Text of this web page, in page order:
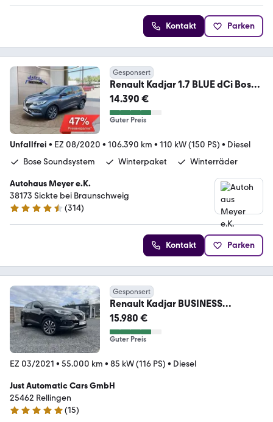
Kontakt Parken
Gesponsert
Renault Kadjar 1.7 BLUE dCi Bose
14.390 €
Guter Preis
Unfallfrei • EZ 08/2020 • 106.390 km • 110 kW (150 PS) • Diesel
Bose Soundsystem
Winterpaket Winterräder
Autohaus Meyer e.K.
38173 Sickte bei Braunschweig
4.7 Sterne
(314)
Kontakt Parken
Gesponsert
Renault Kadjar BUSINESS
EDITION/NAVI/SHZ/PDC
15.980 €
Guter Preis
EZ 03/2021 • 55.000 km • 85 kW (116 PS) • Diesel
Just Automatic Cars GmbH
25462 Rellingen
5 Sterne
(15)